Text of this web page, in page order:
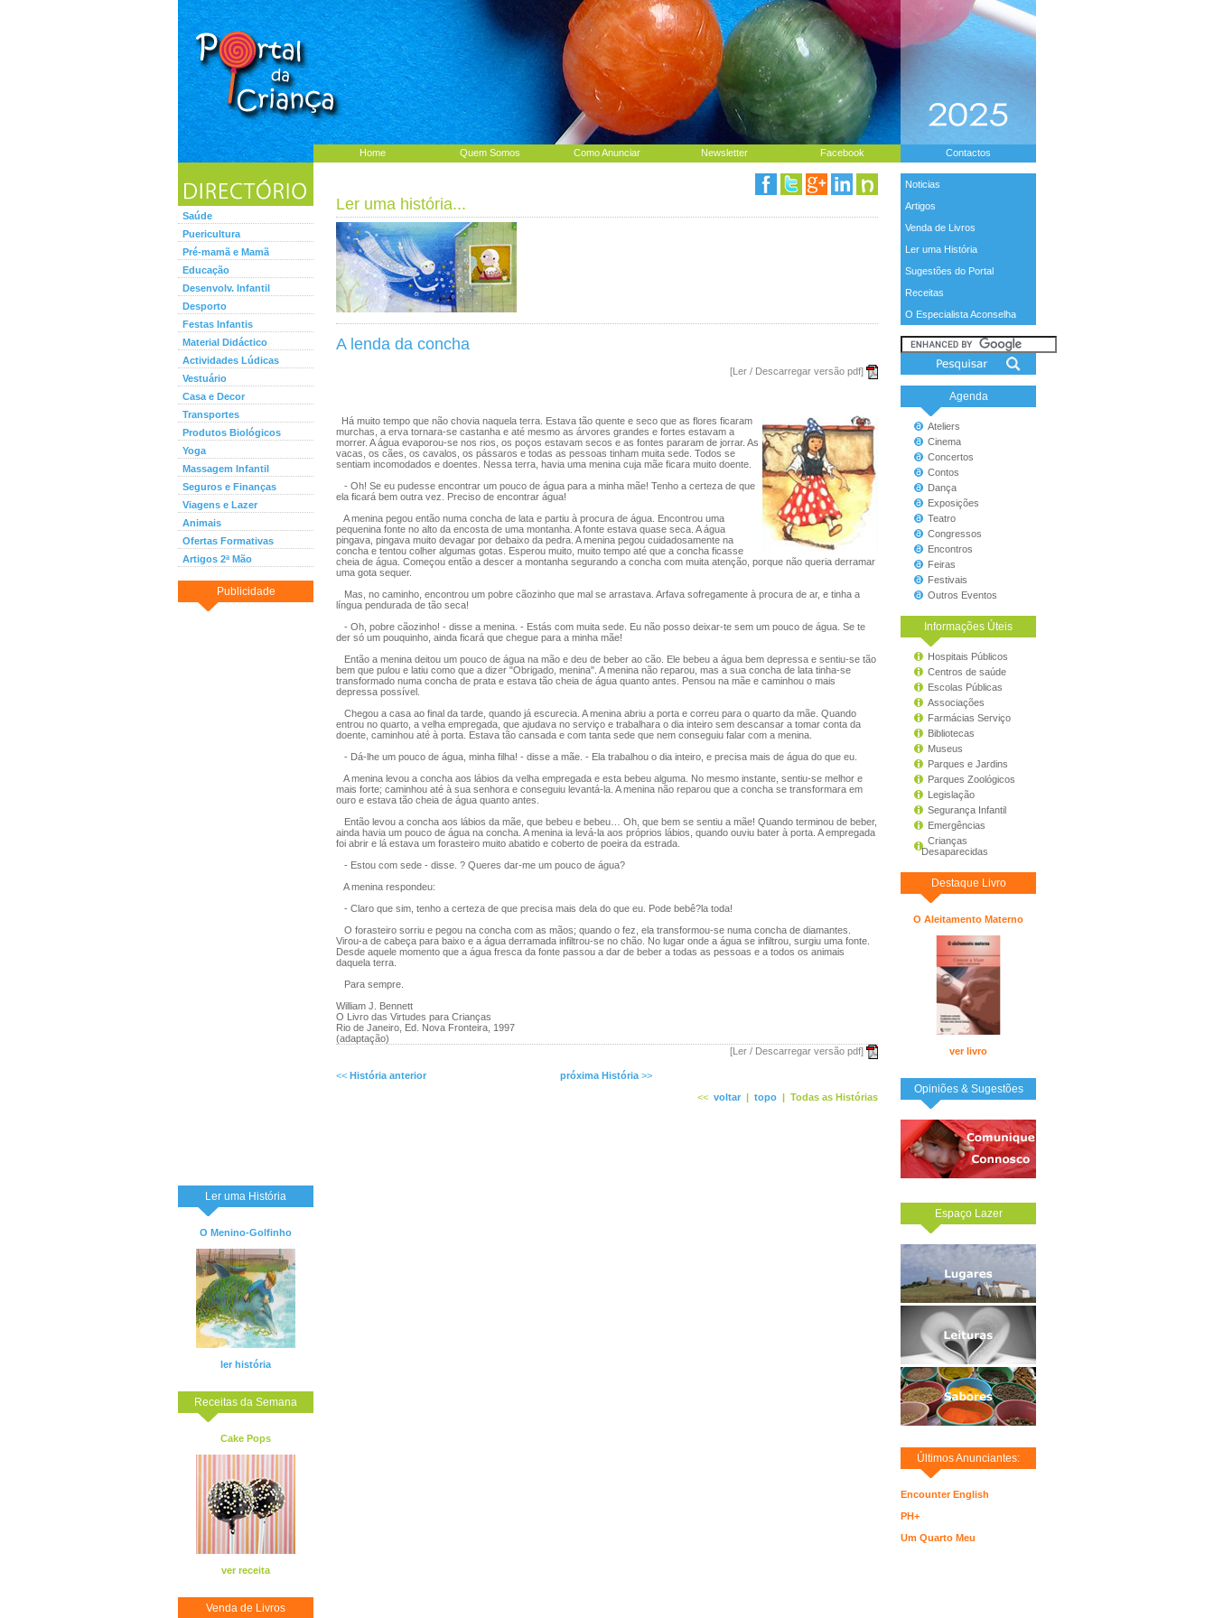
Home Quem Somos Como Anunciar Newsletter Facebook Contactos
Saúde
Puericultura
Pré-mamã e Mamã
Educação
Desenvolv. Infantil
Desporto
Festas Infantis
Material Didáctico
Actividades Lúdicas
Vestuário
Casa e Decor
Transportes
Produtos Biológicos
Yoga
Massagem Infantil
Seguros e Finanças
Viagens e Lazer
Animais
Ofertas Formativas
Artigos 2ª Mão
Publicidade
Ler uma História
O Menino-Golfinho
ler história
Receitas da Semana
Cake Pops
ver receita
Venda de Livros
Noticias
Artigos
Venda de Livros
Ler uma História
Sugestões do Portal
Receitas
O Especialista Aconselha
Agenda
Ateliers
Cinema
Concertos
Contos
Dança
Exposições
Teatro
Congressos
Encontros
Feiras
Festivais
Outros Eventos
Informações Úteis
Hospitais Públicos
Centros de saúde
Escolas Públicas
Associações
Farmácias Serviço
Bibliotecas
Museus
Parques e Jardins
Parques Zoológicos
Legislação
Segurança Infantil
Emergências
Crianças
Desaparecidas
Destaque Livro
O Aleitamento Materno
ver livro
Opiniões & Sugestões
Espaço Lazer
Últimos Anunciantes:
Encounter English
PH+
Um Quarto Meu
Ler uma história...
A lenda da concha
[Ler / Descarregar versão pdf]
Há muito tempo que não chovia naquela terra. Estava tão quente e seco que as flores ficaram
murchas, a erva tornara-se castanha e até mesmo as árvores grandes e fortes estavam a
morrer. A água evaporou-se nos rios, os poços estavam secos e as fontes pararam de jorrar. As
vacas, os cães, os cavalos, os pássaros e todas as pessoas tinham muita sede. Todos se
sentiam incomodados e doentes. Nessa terra, havia uma menina cuja mãe ficara muito doente.
- Oh! Se eu pudesse encontrar um pouco de água para a minha mãe! Tenho a certeza de que
ela ficará bem outra vez. Preciso de encontrar água!
A menina pegou então numa concha de lata e partiu à procura de água. Encontrou uma
pequenina fonte no alto da encosta de uma montanha. A fonte estava quase seca. A água
pingava, pingava muito devagar por debaixo da pedra. A menina pegou cuidadosamente na
concha e tentou colher algumas gotas. Esperou muito, muito tempo até que a concha ficasse
cheia de água. Começou então a descer a montanha segurando a concha com muita atenção, porque não queria derramar
uma gota sequer.
Mas, no caminho, encontrou um pobre cãozinho que mal se arrastava. Arfava sofregamente à procura de ar, e tinha a
língua pendurada de tão seca!
- Oh, pobre cãozinho! - disse a menina. - Estás com muita sede. Eu não posso deixar-te sem um pouco de água. Se te
der só um pouquinho, ainda ficará que chegue para a minha mãe!
Então a menina deitou um pouco de água na mão e deu de beber ao cão. Ele bebeu a água bem depressa e sentiu-se tão
bem que pulou e latiu como que a dizer "Obrigado, menina". A menina não reparou, mas a sua concha de lata tinha-se
transformado numa concha de prata e estava tão cheia de água quanto antes. Pensou na mãe e caminhou o mais
depressa possível.
Chegou a casa ao final da tarde, quando já escurecia. A menina abriu a porta e correu para o quarto da mãe. Quando
entrou no quarto, a velha empregada, que ajudava no serviço e trabalhara o dia inteiro sem descansar a tomar conta da
doente, caminhou até à porta. Estava tão cansada e com tanta sede que nem conseguiu falar com a menina.
- Dá-lhe um pouco de água, minha filha! - disse a mãe. - Ela trabalhou o dia inteiro, e precisa mais de água do que eu.
A menina levou a concha aos lábios da velha empregada e esta bebeu alguma. No mesmo instante, sentiu-se melhor e
mais forte; caminhou até à sua senhora e conseguiu levantá-la. A menina não reparou que a concha se transformara em
ouro e estava tão cheia de água quanto antes.
Então levou a concha aos lábios da mãe, que bebeu e bebeu… Oh, que bem se sentiu a mãe! Quando terminou de beber,
ainda havia um pouco de água na concha. A menina ia levá-la aos próprios lábios, quando ouviu bater à porta. A empregada
foi abrir e lá estava um forasteiro muito abatido e coberto de poeira da estrada.
- Estou com sede - disse. ? Queres dar-me um pouco de água?
A menina respondeu:
- Claro que sim, tenho a certeza de que precisa mais dela do que eu. Pode bebê?la toda!
O forasteiro sorriu e pegou na concha com as mãos; quando o fez, ela transformou-se numa concha de diamantes.
Virou-a de cabeça para baixo e a água derramada infiltrou-se no chão. No lugar onde a água se infiltrou, surgiu uma fonte.
Desde aquele momento que a água fresca da fonte passou a dar de beber a todas as pessoas e a todos os animais
daquela terra.
Para sempre.
William J. Bennett
O Livro das Virtudes para Crianças
Rio de Janeiro, Ed. Nova Fronteira, 1997
(adaptação)
[Ler / Descarregar versão pdf]
<< História anterior próxima História >>
<< voltar | topo | Todas as Histórias